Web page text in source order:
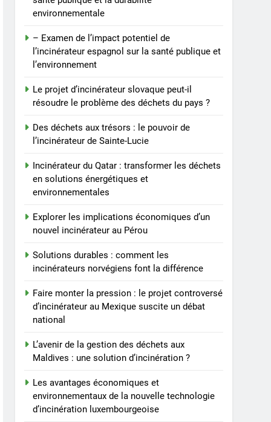
comment les
font la différence
8
d’incinérateur au Mexique
suscite un débat national
AIO
environnementale
– Examen de l’impact potentiel de
l’incinérateur espagnol sur la santé publique et
l’environnement
Le projet d’incinérateur slovaque peut-il
résoudre le problème des déchets du pays ?
Des déchets aux trésors : le pouvoir de
l’incinérateur de Sainte-Lucie
Incinérateur du Qatar : transformer les déchets
en solutions énergétiques et
environnementales
Explorer les implications économiques d’un
nouvel incinérateur au Pérou
Solutions durables : comment les
incinérateurs norvégiens font la différence
Faire monter la pression : le projet controversé
d’incinérateur au Mexique suscite un débat
national
L’avenir de la gestion des déchets aux
Maldives : une solution d’incinération ?
Les avantages économiques et
environnementaux de la nouvelle technologie
d’incinération luxembourgeoise